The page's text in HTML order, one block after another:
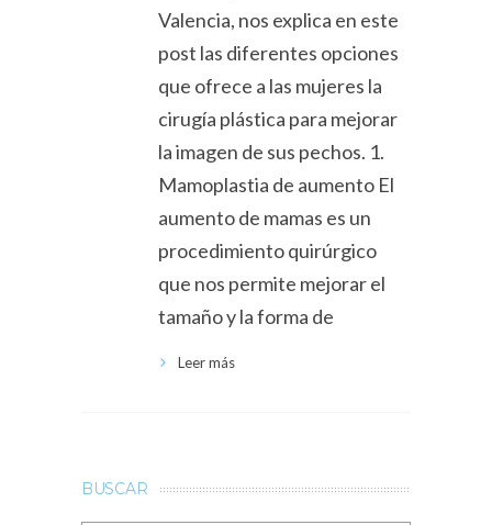
Valencia, nos explica en este
post las diferentes opciones
que ofrece a las mujeres la
cirugía plástica para mejorar
la imagen de sus pechos. 1.
Mamoplastia de aumento El
aumento de mamas es un
procedimiento quirúrgico
que nos permite mejorar el
tamaño y la forma de
Leer más
BUSCAR